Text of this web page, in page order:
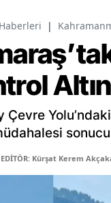
|
sonucu
EDİTÖR: Kürşat Kerem